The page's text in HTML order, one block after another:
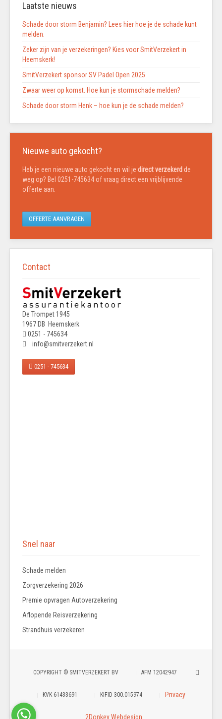
Laatste nieuws
Schade door storm Benjamin? Lees hier hoe je de schade kunt
melden.
Zeker zijn van je verzekeringen? Kies voor SmitVerzekert in
Heemskerk!
SmitVerzekert sponsor SV Padel Open 2025
Zwaar weer op komst. Hoe kun je stormschade melden?
Schade door storm Henk – hoe kun je de schade melden?
Nieuwe auto gekocht?
Heb je een nieuwe auto gekocht en wil je direct verzekerd de
weg op? Bel 0251-745634 of vraag direct een vrijblijvende
offerte aan.
OFFERTE AANVRAGEN
Contact
De Trompet 1945
1967 DB Heemskerk
0251 - 745634
info@smitverzekert.nl
0251 - 745634
Snel naar
Schade melden
Zorgverzekering 2026
Premie opvragen Autoverzekering
Aflopende Reisverzekering
Strandhuis verzekeren
COPYRIGHT © SMITVERZEKERT BV AFM 12042947
KVK 61433691 KIFID 300.015974 Privacy
2Donkey Webdesign